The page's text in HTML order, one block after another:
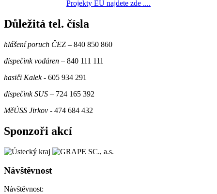
Projekty EU najdete zde ....
Důležitá tel. čísla
hlášení poruch ČEZ – 840 850 860
dispečink vodáren – 840 111 111
hasiči Kalek- 605 934 291
dispečink SUS – 724 165 392
MěÚSS Jirkov - 474 684 432
Sponzoři akcí
Návštěvnost
Návštěvnost: